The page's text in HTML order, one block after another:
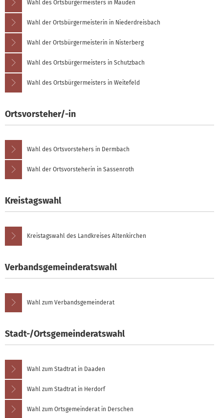
Wahl des Ortsbürgermeisters in Mauden
Wahl der Ortsbürgermeisterin in Niederdreisbach
Wahl der Ortsbürgermeisterin in Nisterberg
Wahl des Ortsbürgermeisters in Schutzbach
Wahl des Ortsbürgermeisters in Weitefeld
Ortsvorsteher/-in
Wahl des Ortsvorstehers in Dermbach
Wahl der Ortsvorsteherin in Sassenroth
Kreistagswahl
Kreistagswahl des Landkreises Altenkirchen
Verbandsgemeinderatswahl
Wahl zum Verbandsgemeinderat
Stadt-/Ortsgemeinderatswahl
Wahl zum Stadtrat in Daaden
Wahl zum Stadtrat in Herdorf
Wahl zum Ortsgemeinderat in Derschen